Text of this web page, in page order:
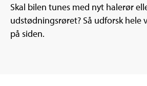
Skal bilen tunes med nyt halerør
udstødningsrøret? Så udforsk hele
på siden.